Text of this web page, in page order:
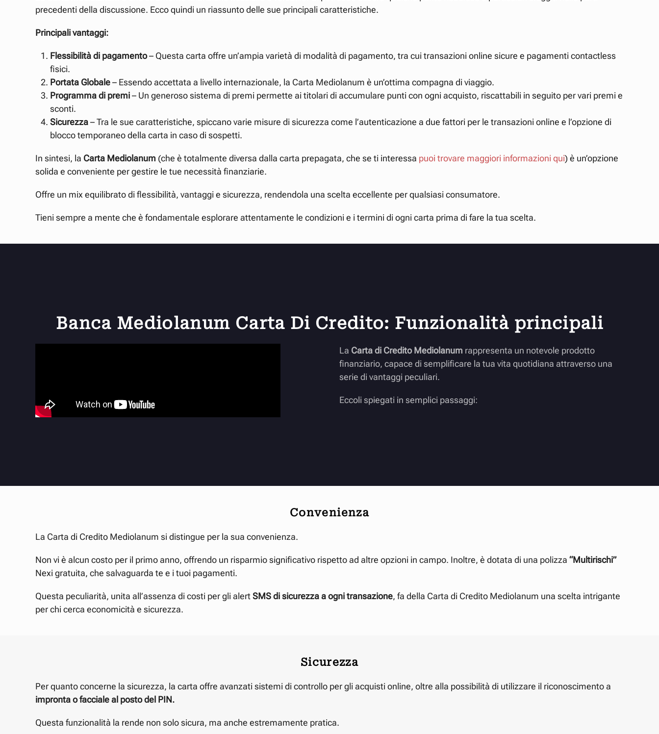
precedenti della discussione. Ecco quindi un riassunto delle sue principali caratteristiche.
Principali vantaggi:
Flessibilità di pagamento– Questa carta offre un’ampia varietà di modalità di pagamento, tra cui transazioni online sicure e pagamenti contactless
fisici.
Portata Globale– Essendo accettata a livello internazionale, la Carta Mediolanum è un’ottima compagna di viaggio.
Programma di premi– Un generoso sistema di premi permette ai titolari di accumulare punti con ogni acquisto, riscattabili in seguito per vari premi e
sconti.
Sicurezza– Tra le sue caratteristiche, spiccano varie misure di sicurezza come l’autenticazione a due fattori per le transazioni online e l’opzione di
blocco temporaneo della carta in caso di sospetti.
In sintesi, la Carta Mediolanum (che è totalmente diversa dalla carta prepagata, che se ti interessa puoi trovare maggiori informazioni qui) è un’opzione
solida e conveniente per gestire le tue necessità finanziarie.
Offre un mix equilibrato di flessibilità, vantaggi e sicurezza, rendendola una scelta eccellente per qualsiasi consumatore.
Tieni sempre a mente che è fondamentale esplorare attentamente le condizioni e i termini di ogni carta prima di fare la tua scelta.
Banca Mediolanum Carta Di Credito: Funzionalità principali
La Carta di Credito Mediolanum rappresenta un notevole prodotto
finanziario, capace di semplificare la tua vita quotidiana attraverso una
serie di vantaggi peculiari.
Eccoli spiegati in semplici passaggi:
Convenienza
La Carta di Credito Mediolanum si distingue per la sua convenienza.
Non vi è alcun costo per il primo anno, offrendo un risparmio significativo rispetto ad altre opzioni in campo. Inoltre, è dotata di una polizza “Multirischi”
Nexi gratuita, che salvaguarda te e i tuoi pagamenti.
Questa peculiarità, unita all’assenza di costi per gli alertSMS di sicurezza a ogni transazione, fa della Carta di Credito Mediolanum una scelta intrigante
per chi cerca economicità e sicurezza.
Sicurezza
Per quanto concerne la sicurezza, la carta offre avanzati sistemi di controllo per gli acquisti online, oltre alla possibilità di utilizzare il riconoscimento a
impronta o facciale al posto del PIN.
Questa funzionalità la rende non solo sicura, ma anche estremamente pratica.